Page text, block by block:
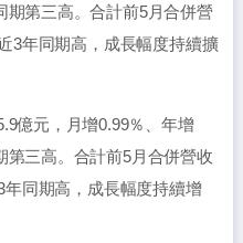
期第三高。合計前5月合併營
3年同期高，成長幅度持續擴
億元，月增0.99％、年增
第三高。合計前5月合併營收
年同期高，成長幅度持續增